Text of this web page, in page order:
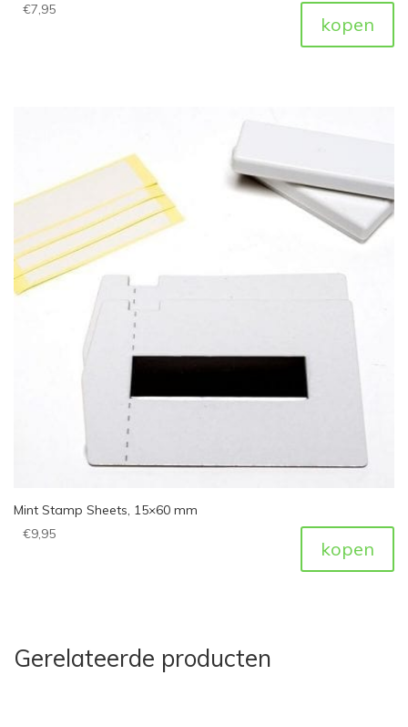
€7,95
kopen
Mint Stamp Sheets, 15×60 mm
€9,95
kopen
Gerelateerde producten